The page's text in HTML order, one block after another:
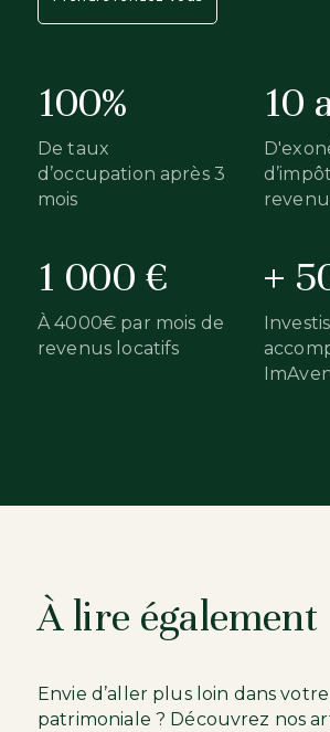
100%
De taux
d’occupation après 3
mois
10
1 000 €
À 4000€ par mois de
revenus locatifs
+
À lire également
Envie d’aller plus loin dans
patrimoniale ? Découvrez nos